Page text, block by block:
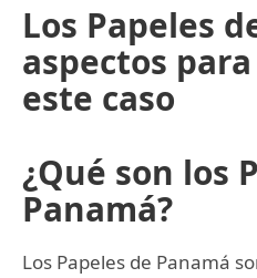
Los Papeles
aspectos
este caso
¿Qué son los
Panamá?
Los Papeles de Panamá